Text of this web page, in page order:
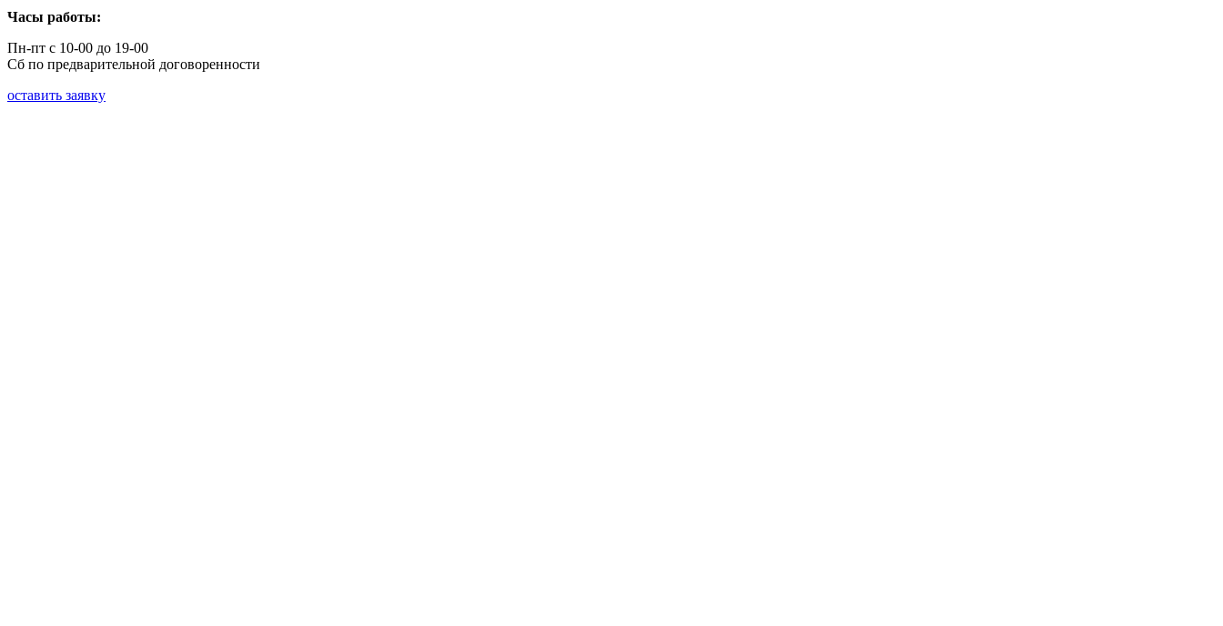
Часы работы:
Пн-пт с 10-00 до 19-00
Сб по предварительной договоренности
оставить заявку